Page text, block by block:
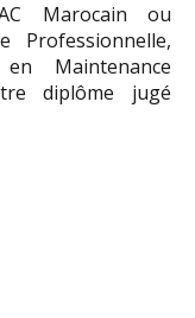
Marocain ou
Professionnelle,
en Maintenance
diplôme jugé